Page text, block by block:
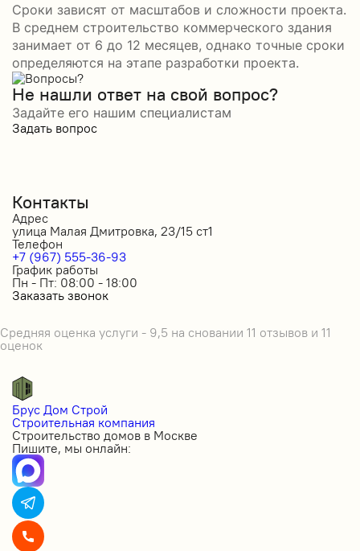
Сроки зависят от масштабов и сложности проекта.
В среднем строительство коммерческого здания
занимает от 6 до 12 месяцев, однако точные сроки
определяются на этапе разработки проекта.
Не нашли ответ на свой вопрос?
Задайте его нашим специалистам
Задать вопрос
Контакты
Адрес
улица Малая Дмитровка, 23/15 ст1
Телефон
+7 (967) 555-36-93
График работы
Пн - Пт: 08:00 - 18:00
Заказать звонок
Средняя оценка услуги - 9,5 на сновании 11 отзывов и 11
оценок
Брус Дом Строй
Строительная компания
Строительство домов в Москве
Пишите, мы онлайн: